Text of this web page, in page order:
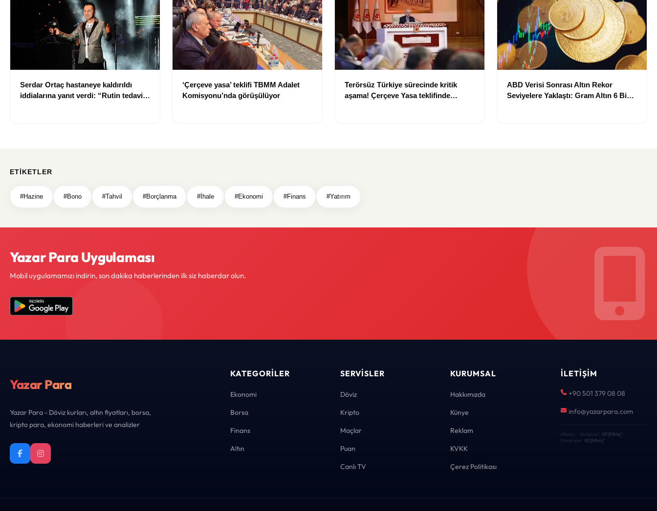
Serdar Ortaç hastaneye kaldırıldı
iddialarına yanıt verdi: “Rutin tedavim
‘Çerçeve yasa’ teklifi TBMM Adalet
Komisyonu’nda görüşülüyor
Terörsüz Türkiye sürecinde kritik
aşama! Çerçeve Yasa teklifinde
ABD Verisi Sonrası Altın Rekor
Seviyelere Yaklaştı: Gram Altın 6 Bin
ETIKETLER
#Hazine #Bono #Tahvil #Borçlanma #İhale #Ekonomi #Finans #Yatırım
Yazar Para Uygulaması
Mobil uygulamamızı indirin, son dakika haberlerinden ilk siz haberdar olun.
Yazar Para
Yazar Para - Döviz kurları, altın fiyatları, borsa,
kripto para, ekonomi haberleri ve analizler
KATEGORILER
Ekonomi
Borsa
Finans
Altın
SERVISLER
Döviz
Kripto
Maçlar
Puan
Canlı TV
KURUMSAL
Hakkımızda
Künye
Reklam
KVKK
Çerez Politikası
İLETIŞIM
+90 501 379 08 08
info@yazarpara.com
eNews · Geliştirici KEYDAL·
Developer KEYDAL